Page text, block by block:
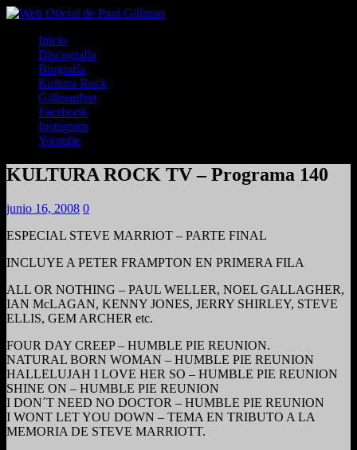
Inicio
Discografía
Biografía
Kultura Rock
Gillmanfest
Facebook
Instagram
Youtube
KULTURA ROCK TV – Programa 140
junio 16, 2008 0
ESPECIAL STEVE MARRIOT – PARTE FINAL
INCLUYE A PETER FRAMPTON EN PRIMERA FILA
ALL OR NOTHING – PAUL WELLER, NOEL GALLAGHER,
IAN McLAGAN, KENNY JONES, JERRY SHIRLEY, STEVE
ELLIS, GEM ARCHER etc.
FOUR DAY CREEP – HUMBLE PIE REUNION.
NATURAL BORN WOMAN – HUMBLE PIE REUNION
HALLELUJAH I LOVE HER SO – HUMBLE PIE REUNION
SHINE ON – HUMBLE PIE REUNION
I DON´T NEED NO DOCTOR – HUMBLE PIE REUNION
I WONT LET YOU DOWN – TEMA EN TRIBUTO A LA
MEMORIA DE STEVE MARRIOTT.